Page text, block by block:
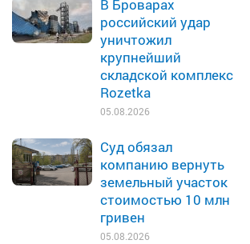
В Броварах
российский удар
уничтожил
крупнейший
складской комплекс
Rozetka
05.08.2026
Суд обязал
компанию вернуть
земельный участок
стоимостью 10 млн
гривен
05.08.2026